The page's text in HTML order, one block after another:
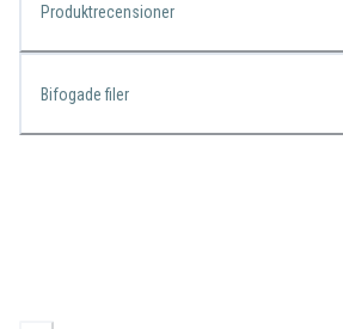
Produktrecensioner
Bifogade filer